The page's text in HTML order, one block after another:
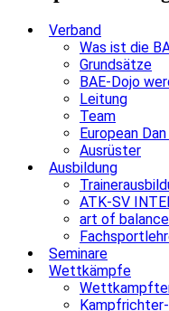
Verband
Was ist die
Grundsätze
BAE-Dojo
Leitung
Team
European
Ausrüster
Ausbildung
ATK-SV
art of
Seminare
Wettkämpfe